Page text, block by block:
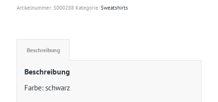
Artikelnummer: S000288 Kategorie: Sweatshirts
Beschreibung
Beschreibung
Farbe: schwarz